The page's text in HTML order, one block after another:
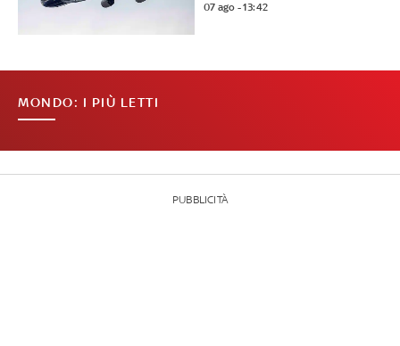
07 ago - 13:42
MONDO: I PIÙ LETTI
PUBBLICITÀ